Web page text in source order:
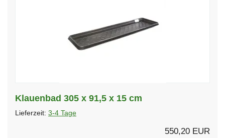
Klauenbad 305 x 91,5 x 15 cm
Lieferzeit: 3-4 Tage
550,20 EUR